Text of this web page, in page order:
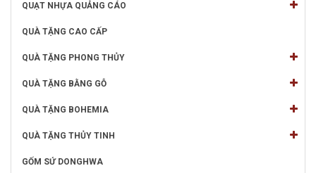
QUẠT NHỰA QUẢNG CÁO
QUÀ TẶNG CAO CẤP
QUÀ TẶNG PHONG THỦY
QUÀ TẶNG BẰNG GỖ
QUÀ TẶNG BOHEMIA
QUÀ TẶNG THỦY TINH
GỐM SỨ DONGHWA